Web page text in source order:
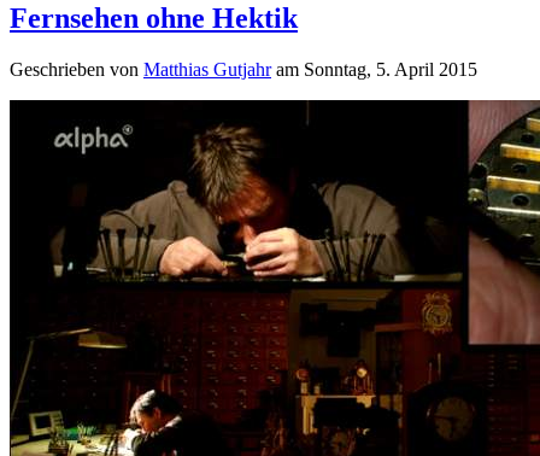
Fernsehen ohne Hektik
Geschrieben von Matthias Gutjahram Sonntag, 5. April 2015